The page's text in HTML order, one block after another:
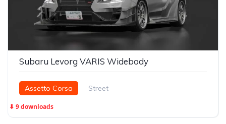
Subaru Levorg VARIS Widebody
Assetto Corsa Street
⬇ 9 downloads